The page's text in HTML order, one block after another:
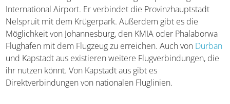
Anreise
Vor der Anreise solltet ihr euch überlegen, welche Ziele
in Südafrika ihr weiterhin ansteuern möchtet. Ca. eine
Flugstunde vonJohannesburgentfernt liegt der Kruger
National Park Flughafen – KMIA/Kruger Mpumalanga
International Airport. Er verbindet die Provinzhauptstadt
Nelspruit mit dem Krügerpark. Außerdem gibt es die